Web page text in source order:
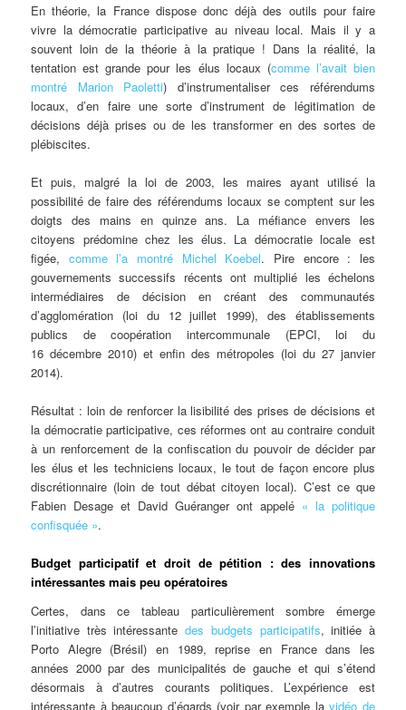
En théorie, la France dispose donc déjà des outils pour faire
vivre la démocratie participative au niveau local. Mais il y a
souvent loin de la théorie à la pratique ! Dans la réalité, la
tentation est grande pour les élus locaux (comme l’avait bien
montré Marion Paoletti) d’instrumentaliser ces référendums
locaux, d’en faire une sorte d’instrument de légitimation de
décisions déjà prises ou de les transformer en des sortes de
plébiscites.
Et puis, malgré la loi de 2003, les maires ayant utilisé la
possibilité de faire des référendums locaux se comptent sur les
doigts des mains en quinze ans. La méfiance envers les
citoyens prédomine chez les élus. La démocratie locale est
figée, comme l’a montré Michel Koebel. Pire encore : les
gouvernements successifs récents ont multiplié les échelons
intermédiaires de décision en créant des communautés
d’agglomération (loi du 12 juillet 1999), des établissements
publics de coopération intercommunale (EPCI, loi du
16 décembre 2010) et enfin des métropoles (loi du 27 janvier
2014).
Résultat : loin de renforcer la lisibilité des prises de décisions et
la démocratie participative, ces réformes ont au contraire conduit
à un renforcement de la confiscation du pouvoir de décider par
les élus et les techniciens locaux, le tout de façon encore plus
discrétionnaire (loin de tout débat citoyen local). C’est ce que
Fabien Desage et David Guéranger ont appelé « la politique
confisquée ».
Budget participatif et droit de pétition : des innovations
intéressantes mais peu opératoires
Certes, dans ce tableau particulièrement sombre émerge
l’initiative très intéressantedes budgets participatifs, initiée à
Porto Alegre (Brésil) en 1989, reprise en France dans les
années 2000 par des municipalités de gauche et qui s’étend
désormais à d’autres courants politiques. L’expérience est
intéressante à beaucoup d’égards (voir par exemple lavidéo de